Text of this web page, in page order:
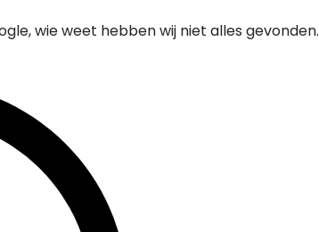
wie weet hebben wij niet alles gevonden.